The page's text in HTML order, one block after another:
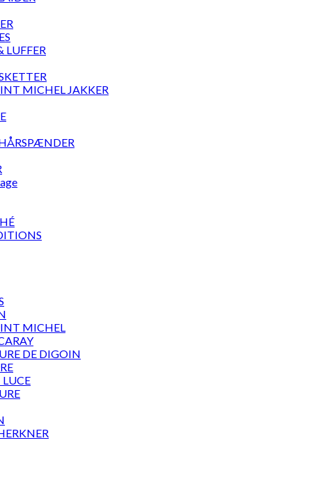
LUFFER
MICHEL JAKKER
MICHEL
DE DIGOIN